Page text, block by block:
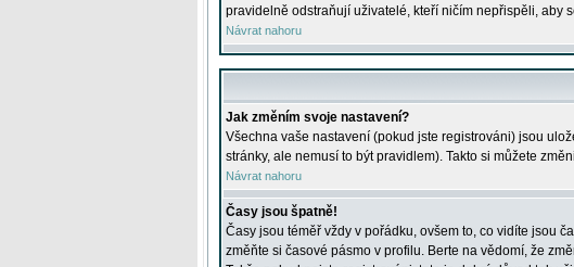
pravidelně odstraňují uživatelé, kteří ničím nepřispěli, aby
Návrat nahoru
Jak změním svoje nastavení?
Všechna vaše nastavení (pokud jste registrováni) jsou
stránky, ale nemusí to být pravidlem). Takto si můžete
Návrat nahoru
Časy jsou špatně!
Časy jsou téměř vždy v pořádku, ovšem to, co vidíte jsou
změňte si časové pásmo v profilu. Berte na vědomí, že